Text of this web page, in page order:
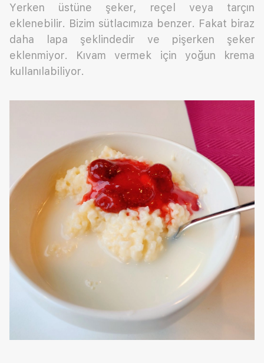
Yerken üstüne şeker, reçel veya tarçın
eklenebilir. Bizim sütlacımıza benzer. Fakat biraz
daha lapa şeklindedir ve pişerken şeker
eklenmiyor. Kıvam vermek için yoğun krema
kullanılabiliyor.